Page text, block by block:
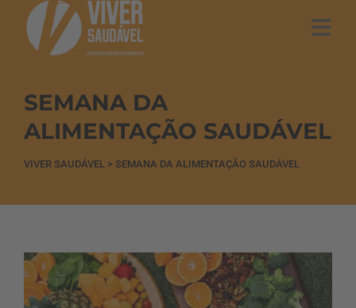
SEMANA DA
ALIMENTAÇÃO SAUDÁVEL
VIVER SAUDÁVEL > SEMANA DA ALIMENTAÇÃO SAUDÁVEL